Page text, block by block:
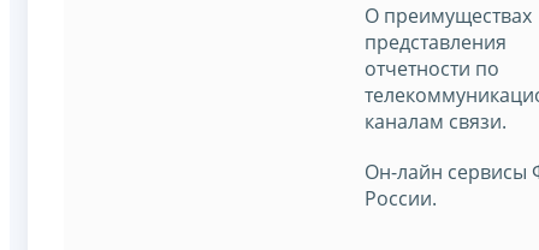
О преимуществах
представления
отчетности по
каналам связи.
Он-лайн сервисы
России.